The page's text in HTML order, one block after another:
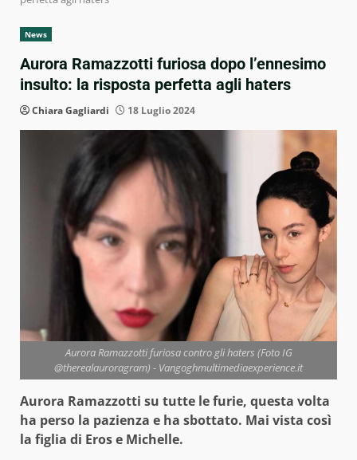
News
Aurora Ramazzotti furiosa dopo l’ennesimo
insulto: la risposta perfetta agli haters
Chiara Gagliardi 18 Luglio 2024
Aurora Ramazzotti furiosa contro gli haters (Foto IG
@therealauroragram) - Vangoghmultimediaexperience.it
Aurora Ramazzotti su tutte le furie, questa volta
ha perso la pazienza e ha sbottato. Mai vista così
la figlia di Eros e Michelle.